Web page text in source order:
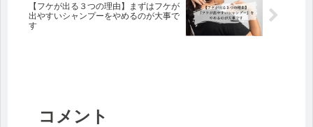
【フケが出る３つの理由】まずはフケが
出やすいシャンプーをやめるのが大事で
す
コメント